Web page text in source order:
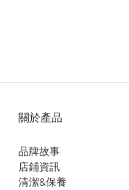
關於產品
品牌故事
店鋪資訊
清潔&保養